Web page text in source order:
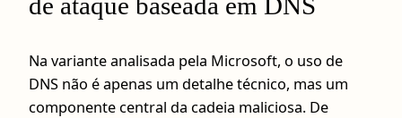
Na variante analisada pela Microsoft, o uso de
DNS não é apenas um detalhe técnico, mas um
componente central da cadeia maliciosa. De